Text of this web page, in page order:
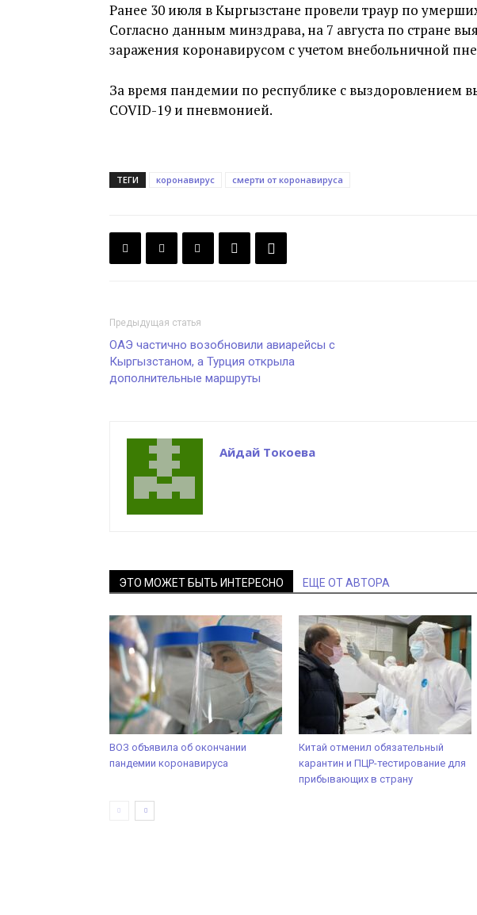
Ранее 30 июля в Кыргызстане провели траур по
Согласно данным минздрава, на 7 августа по стране
заражения коронавирусом с учетом внебольничной
За время пандемии по республике с выздоровлением
COVID-19 и пневмонией.
ТЕГИ коронавирус смерти от коронавируса
Предыдущая статья
ОАЭ частично возобновили авиарейсы с
Кыргызстаном, а Турция открыла
дополнительные маршруты
Айдай Токоева
ЭТО МОЖЕТ БЫТЬ ИНТЕРЕСНО ЕЩЕ ОТ АВТОРА
ВОЗ объявила об окончании
пандемии коронавируса
Китай отменил обязательный
карантин и ПЦР-тестирование для
прибывающих в страну